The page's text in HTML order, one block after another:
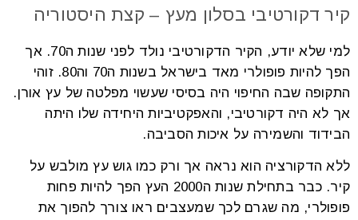
קיר דקורטיבי בסלון מעץ – קצת היסטוריה
למי שלא יודע, הקיר הדקורטיבי נולד לפני שנות ה70. אך
הפך להיות פופולרי מאד בישראל בשנות ה70 וה80. זוהי
התקופה שבה החיפוי היה בסיסי שעשוי מפלטה של עץ אורן.
אך לא היה דקורטיבי, והאפקטיביות היחידה שלו היתה
הבידוד והשמירה על איכות הסביבה.
ללא הדקורציה הוא נראה אך ורק כמו גוש עץ מולבש על
קיר. כבר בתחילת שנות ה2000 העץ הפך להיות פחות
פופולרי, מה שגרם לכך שמעצבים ראו צורך להפוך את